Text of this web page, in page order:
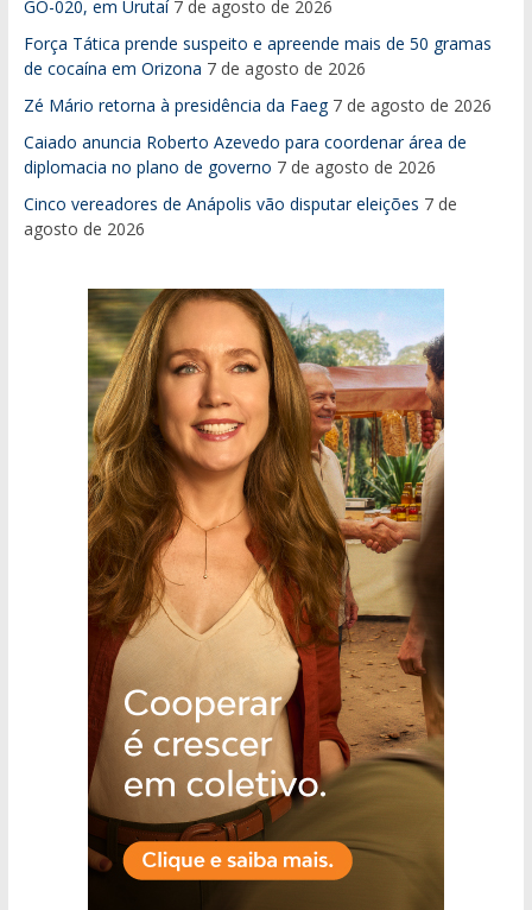
GO-020, em Urutaí 7 de agosto de 2026
Força Tática prende suspeito e apreende mais de 50 gramas
de cocaína em Orizona 7 de agosto de 2026
Zé Mário retorna à presidência da Faeg 7 de agosto de 2026
Caiado anuncia Roberto Azevedo para coordenar área de
diplomacia no plano de governo 7 de agosto de 2026
Cinco vereadores de Anápolis vão disputar eleições 7 de
agosto de 2026